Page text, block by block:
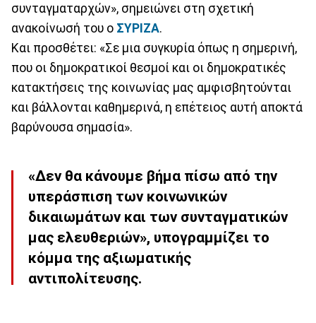
συνταγματαρχών», σημειώνει στη σχετική
ανακοίνωσή του ο ΣΥΡΙΖΑ.
Και προσθέτει: «Σε μια συγκυρία όπως η σημερινή,
που οι δημοκρατικοί θεσμοί και οι δημοκρατικές
κατακτήσεις της κοινωνίας μας αμφισβητούνται
και βάλλονται καθημερινά, η επέτειος αυτή αποκτά
βαρύνουσα σημασία».
«Δεν θα κάνουμε βήμα πίσω από την
υπεράσπιση των κοινωνικών
δικαιωμάτων και των συνταγματικών
μας ελευθεριών», υπογραμμίζει το
κόμμα της αξιωματικής
αντιπολίτευσης.